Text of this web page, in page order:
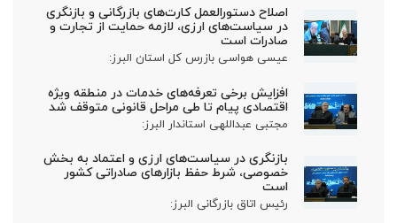
اصلاح دستورالعمل کارت‌های بازرگانی و بازنگری
در سیاست‌های ارزی، لازمه حمایت از تجارت و
صادرات است
عیسی هواسی بازرس کل استان البرز:
افزایش برخی تعرفه‌های خدمات در منطقه ویژه
اقتصادی پیام تا طی مراحل قانونی متوقف شد
مجتبی عبداللهی استاندار البرز:
بازنگری در سیاست‌های ارزی و اعتماد به بخش
خصوصی، شرط حفظ بازارهای صادراتی کشور
است
رئیس اتاق بازرگانی البرز: